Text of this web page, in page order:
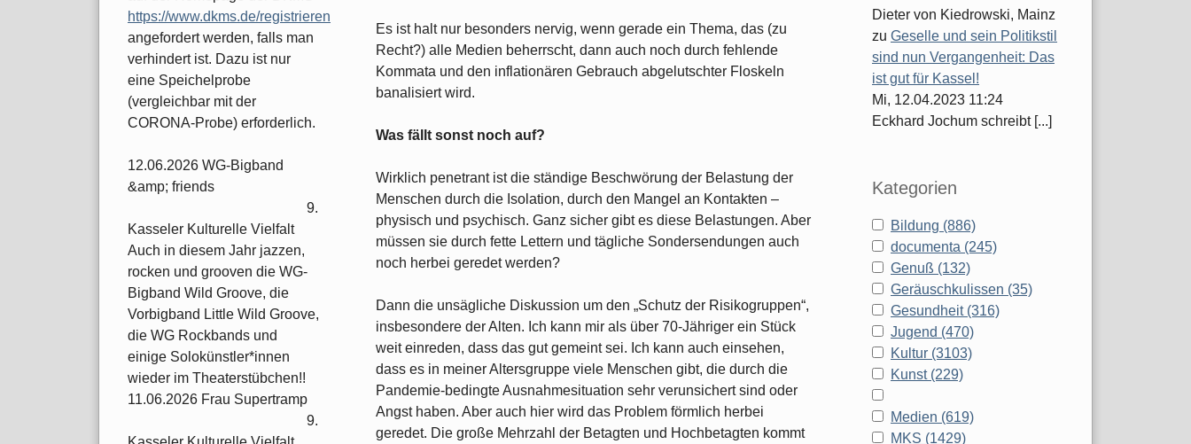
Es ist halt nur besonders nervig, wenn gerade ein Thema, das (zu
Recht?) alle Medien beherrscht, dann auch noch durch fehlende
Kommata und den inflationären Gebrauch abgelutschter Floskeln
banalisiert wird.
Was fällt sonst noch auf?
Wirklich penetrant ist die ständige Beschwörung der Belastung der
Menschen durch die Isolation, durch den Mangel an Kontakten –
physisch und psychisch. Ganz sicher gibt es diese Belastungen. Aber
müssen sie durch fette Lettern und tägliche Sondersendungen auch
noch herbei geredet werden?
Dann die unsägliche Diskussion um den „Schutz der Risikogruppen“,
insbesondere der Alten. Ich kann mir als über 70-Jähriger ein Stück
weit einreden, dass das gut gemeint sei. Ich kann auch einsehen,
dass es in meiner Altersgruppe viele Menschen gibt, die durch die
Pandemie-bedingte Ausnahmesituation sehr verunsichert sind oder
Angst haben. Aber auch hier wird das Problem förmlich herbei
geredet. Die große Mehrzahl der Betagten und Hochbetagten kommt
https://www.dkms.de/registrieren
angefordert werden, falls man
verhindert ist. Dazu ist nur
eine Speichelprobe
(vergleichbar mit der
CORONA-Probe) erforderlich.
12.06.2026 WG-Bigband
&amp; friends
9.
Kasseler Kulturelle Vielfalt
Auch in diesem Jahr jazzen,
rocken und grooven die WG-
Bigband Wild Groove, die
Vorbigband Little Wild Groove,
die WG Rockbands und
einige Solokünstler*innen
wieder im Theaterstübchen!!
11.06.2026 Frau Supertramp
9.
Dieter von Kiedrowski, Mainz
zu Geselle und sein Politikstil
sind nun Vergangenheit: Das
ist gut für Kassel!
Mi, 12.04.2023 11:24
Eckhard Jochum schreibt [...]
Kategorien
Bildung (886)
documenta (245)
Genuß (132)
Geräuschkulissen (35)
Gesundheit (316)
Jugend (470)
Kultur (3103)
Kunst (229)
Medien (619)
MKS (1429)